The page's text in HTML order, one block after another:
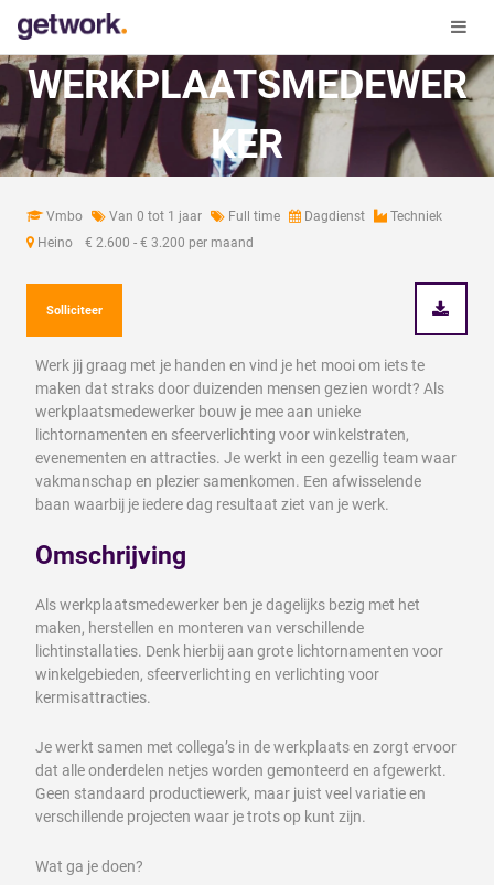
WERKPLAATSMEDEWER
KER
Vmbo Van 0 tot 1 jaar Full time Dagdienst
Techniek
Heino
€ 2.600 - € 3.200 per maand
Solliciteer
Werk jij graag met je handen en vind je het mooi om iets te
maken dat straks door duizenden mensen gezien wordt? Als
werkplaatsmedewerker bouw je mee aan unieke
lichtornamenten en sfeerverlichting voor winkelstraten,
evenementen en attracties. Je werkt in een gezellig team waar
vakmanschap en plezier samenkomen. Een afwisselende
baan waarbij je iedere dag resultaat ziet van je werk.
Omschrijving
Als werkplaatsmedewerker ben je dagelijks bezig met het
maken, herstellen en monteren van verschillende
lichtinstallaties. Denk hierbij aan grote lichtornamenten voor
winkelgebieden, sfeerverlichting en verlichting voor
kermisattracties.
Je werkt samen met collega’s in de werkplaats en zorgt ervoor
dat alle onderdelen netjes worden gemonteerd en afgewerkt.
Geen standaard productiewerk, maar juist veel variatie en
verschillende projecten waar je trots op kunt zijn.
Wat ga je doen?